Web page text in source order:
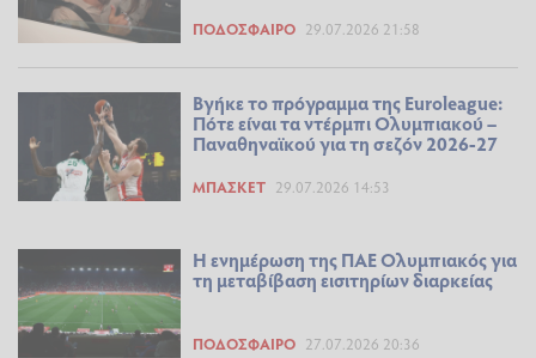
ΠΟΔΌΣΦΑΙΡΟ 29.07.2026 21:58
Βγήκε το πρόγραμμα της Euroleague:
Πότε είναι τα ντέρμπι Ολυμπιακού –
Παναθηναϊκού για τη σεζόν 2026-27
ΜΠΆΣΚΕΤ 29.07.2026 14:53
Η ενημέρωση της ΠΑΕ Ολυμπιακός για
τη μεταβίβαση εισιτηρίων διαρκείας
ΠΟΔΌΣΦΑΙΡΟ 27.07.2026 20:36